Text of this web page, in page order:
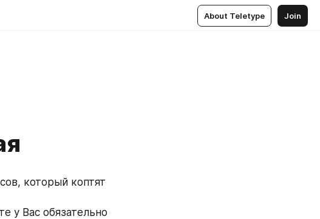
About Teletype Join
который коптят
у Вас обязательно